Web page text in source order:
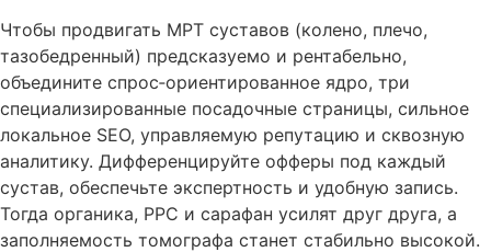
Чтобы продвигать МРТ суставов (колено, плечо,
тазобедренный) предсказуемо и рентабельно,
объедините спрос‑ориентированное ядро, три
специализированные посадочные страницы, сильное
локальное SEO, управляемую репутацию и сквозную
аналитику. Дифференцируйте офферы под каждый
сустав, обеспечьте экспертность и удобную запись.
Тогда органика, PPC и сарафан усилят друг друга, а
заполняемость томографа станет стабильно высокой.